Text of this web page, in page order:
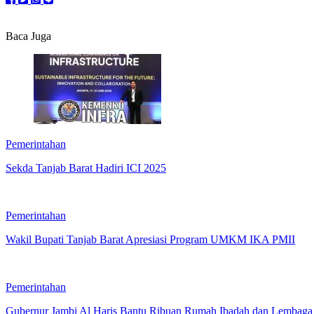
Baca Juga
Pemerintahan
Sekda Tanjab Barat Hadiri ICI 2025
Pemerintahan
Wakil Bupati Tanjab Barat Apresiasi Program UMKM IKA PMII
Pemerintahan
Gubernur Jambi Al Haris Bantu Ribuan Rumah Ibadah dan